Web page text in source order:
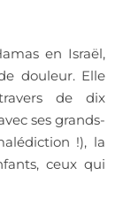
en Israël,
douleur. Elle
de dix
ses grands-
!), la
ceux qui